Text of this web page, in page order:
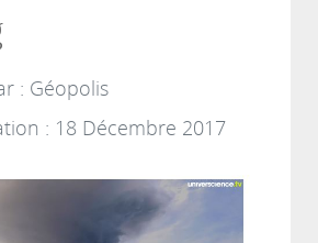
: Géopolis
: 18 Décembre 2017